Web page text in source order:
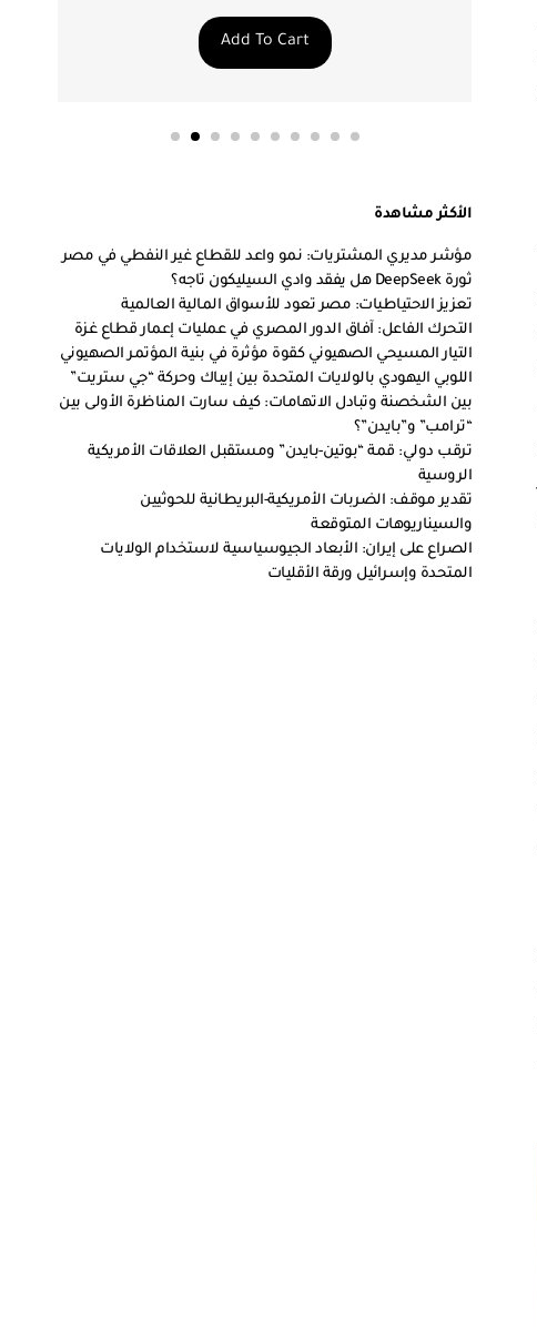
Add To Cart
الأكثر مشاهدة
مؤشر مديري المشتريات: نمو واعد للقطاع غير النفطي في مصر
ثورة DeepSeek هل يفقد وادي السيليكون تاجه؟
تعزيز الاحتياطيات: مصر تعود للأسواق المالية العالمية
التحرك الفاعل: آفاق الدور المصري في عمليات إعمار قطاع غزة
التيار المسيحي الصهيوني كقوة مؤثرة في بنية المؤتمر الصهيوني
اللوبي اليهودي بالولايات المتحدة بين إيباك وحركة “جي ستريت”
بين الشخصنة وتبادل الاتهامات: كيف سارت المناظرة الأولى بين
“ترامب” و”بايدن”؟
ترقب دولي: قمة “بوتين-بايدن” ومستقبل العلاقات الأمريكية
الروسية
تقدير موقف: الضربات الأمريكية-البريطانية للحوثيين
والسيناريوهات المتوقعة
الصراع على إيران: الأبعاد الجيوسياسية لاستخدام الولايات
المتحدة وإسرائيل ورقة الأقليات